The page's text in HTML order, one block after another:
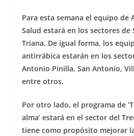
Para esta semana el equipo de
Salud estará en los sectores de
Triana. De igual forma, los
antirrábica estarán en los
Antonio Pinilla, San Antonio,
entre otros.
Por otro lado, el programa de
alma’ estará en el sector del
tiene como propósito mejorar